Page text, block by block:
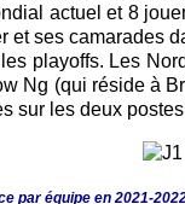
actuel et 8
et ses camarades
playoffs. Les
Ng (qui réside à
sur les deux
par équipe en 2021-